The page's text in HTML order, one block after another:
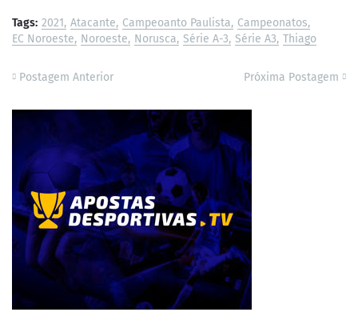
Tags: 2021 Atacante Campeoanto Paulista Campeonatos
EC Noroeste Noroeste Norusca Série A-3 Série A3 Thiago
Postagem Anterior Próxima Postagem